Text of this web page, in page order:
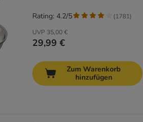
UVP 35,00 €
29,99 €
Rating: 4.2/5 (1781)
Zum Warenkorb
hinzufügen